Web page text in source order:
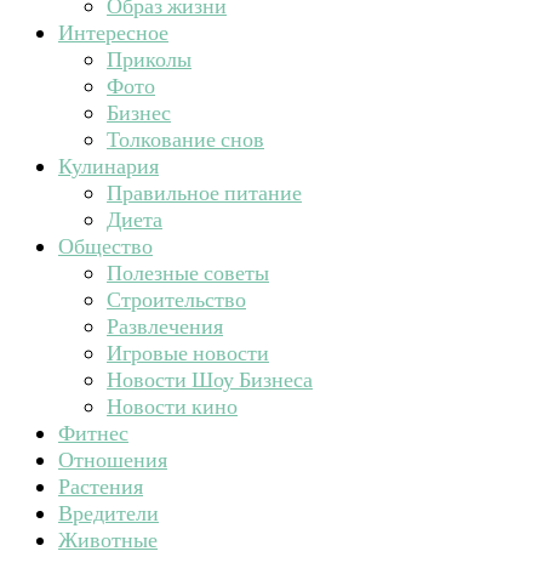
Образ жизни
Интересное
Приколы
Фото
Бизнес
Толкование снов
Кулинария
Правильное питание
Диета
Общество
Полезные советы
Строительство
Развлечения
Игровые новости
Новости Шоу Бизнеса
Новости кино
Фитнес
Отношения
Растения
Вредители
Животные